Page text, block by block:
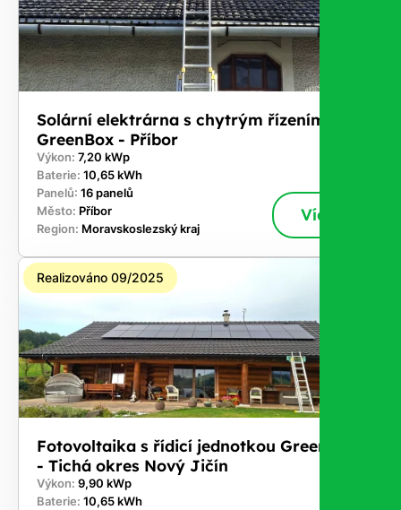
Solární elektrárna s chytrým řízením
GreenBox - Příbor
Výkon: 7,20 kWp
Baterie: 10,65 kWh
Panelů: 16 panelů
Město: Příbor
Region: Moravskoslezský kraj
Více
Realizováno 09/2025
Fotovoltaika s řídicí jednotkou GreenBox
- Tichá okres Nový Jičín
Výkon: 9,90 kWp
Baterie: 10,65 kWh